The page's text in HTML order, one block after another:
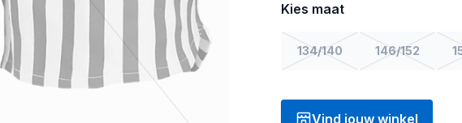
Kies maat
134/140 146/152
Vind jouw winkel